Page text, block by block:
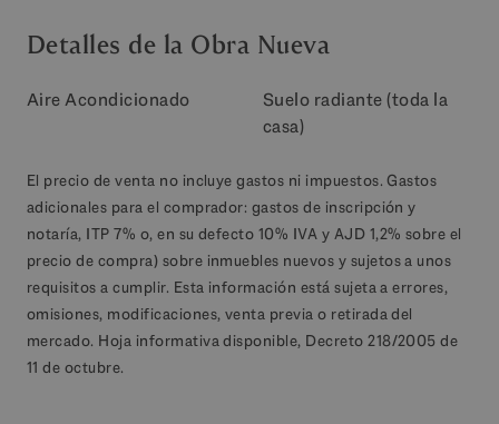
Detalles de la Obra Nueva
Aire Acondicionado
Suelo radiante (toda la
casa)
El precio de venta no incluye gastos ni impuestos. Gastos
adicionales para el comprador: gastos de inscripción y
notaría, ITP 7% o, en su defecto 10% IVA y AJD 1,2% sobre el
precio de compra) sobre inmuebles nuevos y sujetos a unos
requisitos a cumplir. Esta información está sujeta a errores,
omisiones, modificaciones, venta previa o retirada del
mercado. Hoja informativa disponible, Decreto 218/2005 de
11 de octubre.